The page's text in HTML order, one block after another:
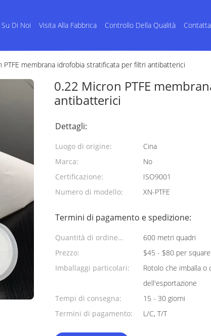
Su Di Noi Visita Alla Fabbrica Controllo Della Qualità
PTFE membrana idrofobia stratificata per filtri antibatterici
0.22 Micron PTFE
antibatterici
Dettagli:
Luogo di origine:
Cina
Marca:
No
Certificazione:
ISO9001
Numero di modello:
XN-PTFE
Termini di pagamento e spedizione:
Quantità di ordine
minimo:
600 metri quadri
Prezzo:
$45 - $80 per
Imballaggi particolari:
Rotolo che imballa o
dell'esportazione
Tempi di consegna:
15 - 30 giorni
Termini di pagamento:
L/C, T/T